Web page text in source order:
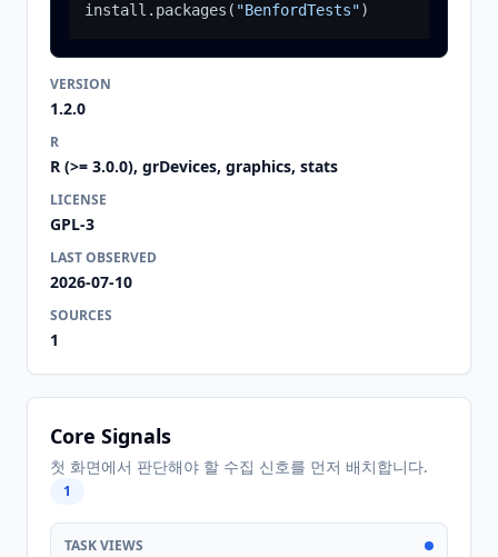
install.packages ( "BenfordTests")
VERSION
1.2.0
R
R (>= 3.0.0), grDevices, graphics, stats
LICENSE
GPL-3
LAST OBSERVED
2026-07-10
SOURCES
1
Core Signals
첫 화면에서 판단해야 할 수집 신호를 먼저 배치합니다.
1
TASK VIEWS